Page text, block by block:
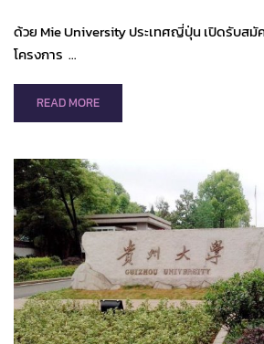
ด้วย Mie University ประเทศญี่ปุ่น เปิดรับสมั
โครงการ …
READ
MORE
MIE
UNIVERSITY
ONLINE
JAPANESE
LANGUAGE
COURSES
IN
FALL
SEMESTER,
2021
READ MORE